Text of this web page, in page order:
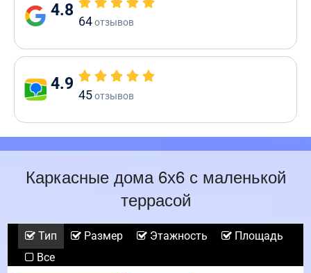
4.8
64отзывов
4.9
45отзывов
Каркасные дома 6х6 с маленькой
террасой
Тип Размер Этажность
Площадь
Все